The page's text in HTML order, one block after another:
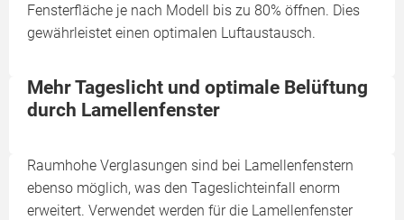
Fensterfläche je nach Modell bis zu 80% öffnen. Dies
gewährleistet einen optimalen Luftaustausch.
Mehr Tageslicht und optimale Belüftung
durch Lamellenfenster
Raumhohe Verglasungen sind bei Lamellenfenstern
ebenso möglich, was den Tageslichteinfall enorm
erweitert. Verwendet werden für die Lamellenfenster